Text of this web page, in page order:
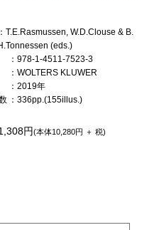
：T.E.Rasmussen, W.D.Clouse & B.
(eds.)
：978-1-4511-7523-3
：WOLTERS KLUWER
：2019年
：336pp.(155illus.)
円(本体10,280円 ＋ 税)